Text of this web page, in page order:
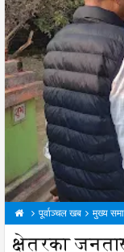
पूर्वाञ्चल खब मुख्य
क्षेत्रका